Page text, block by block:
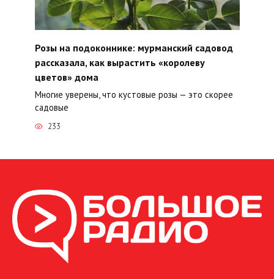
Розы на подоконнике: мурманский садовод
рассказала, как вырастить «королеву
цветов» дома
Многие уверены, что кустовые розы — это скорее
садовые
233